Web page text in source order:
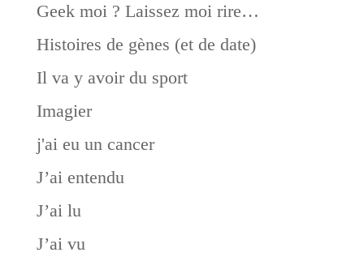
Geek moi ? Laissez moi rire…
Histoires de gènes (et de date)
Il va y avoir du sport
Imagier
j'ai eu un cancer
J’ai entendu
J’ai lu
J’ai vu